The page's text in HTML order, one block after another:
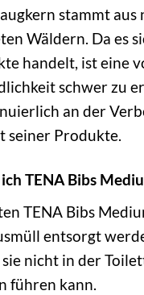
stammt aus
Wäldern. Da es
handelt, ist eine
schwer zu
an der
seiner Produkte.
TENA Bibs
TENA Bibs
entsorgt
nicht in der
führen kann.